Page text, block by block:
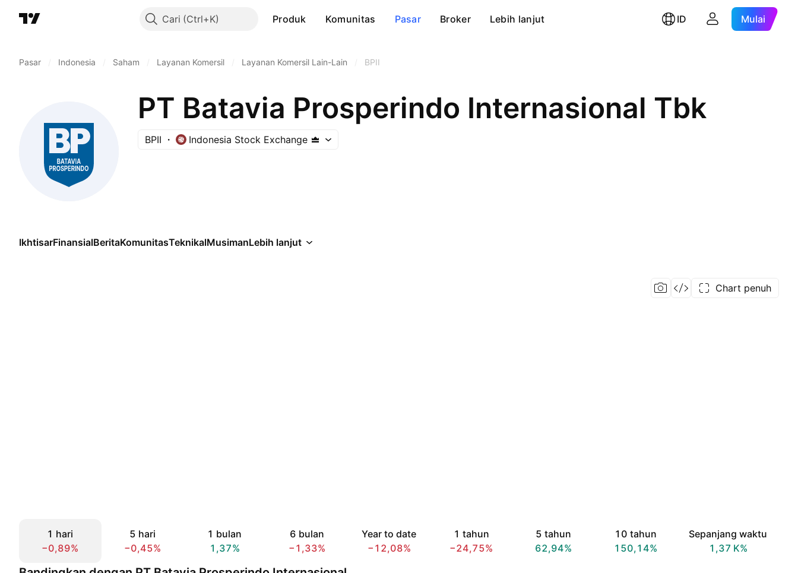
Cari Produk Komunitas Pasar Broker Lebih lanjut ID Mulai
Pasar Indonesia Saham Layanan Komersil Layanan Komersil Lain-Lain BPII
PT Batavia Prosperindo Internasional Tbk
BPII Indonesia Stock Exchange
IkhtisarFinansialBeritaKomunitasTeknikalMusimanLebih lanjut
Chart penuh
1 hari
−0,89%
5 hari
−0,45%
1 bulan
1,37%
6 bulan
−1,33%
Year to date
−12,08%
1 tahun
−24,75%
5 tahun
62,94%
10 tahun
150,14%
Sepanjang waktu
‪1,37 K‬%